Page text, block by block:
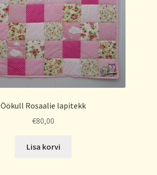
Öökull Rosaalie lapitekk
€80,00
Lisa korvi